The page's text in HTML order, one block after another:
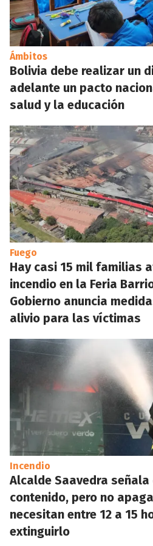
Ámbitos
Bolivia debe realizar un
adelante un pacto
salud y la educación
Fuego
Hay casi 15 mil familias
incendio en la Feria
Gobierno anuncia
alivio para las víctimas
Incendio
Alcalde Saavedra
contenido, pero no
necesitan entre 12 a 15
extinguirlo